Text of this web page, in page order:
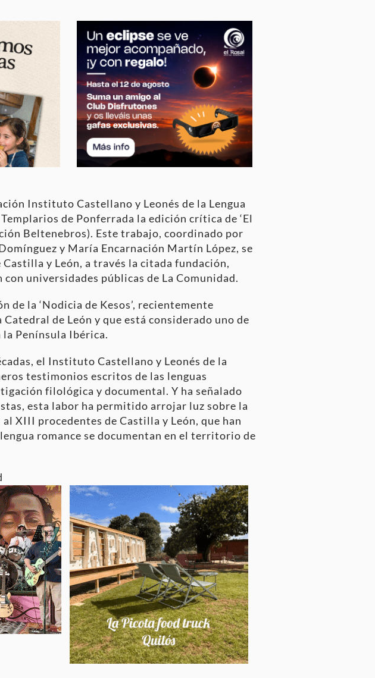
Instituto Castellano y Leonés de la Lengua
de Ponferrada la edición crítica de ‘El
Beltenebros). Este trabajo, coordinado por
y María Encarnación Martín López, se
y León, a través la citada fundación,
universidades públicas de La Comunidad.
la ‘Nodicia de Kesos’, recientemente
de León y que está considerado uno de
Península Ibérica.
el Instituto Castellano y Leonés de la
testimonios escritos de las lenguas
filológica y documental. Y ha señalado
esta labor ha permitido arrojar luz sobre la
XIII procedentes de Castilla y León, que han
romance se documentan en el territorio de